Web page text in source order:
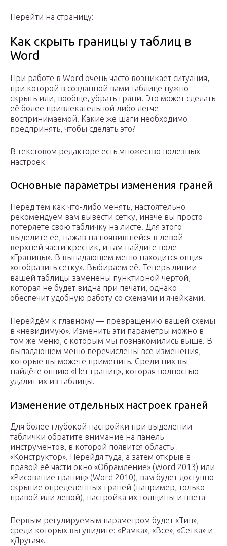
Перейти на страницу:
Как скрыть границы у таблиц в
Word
При работе в Word очень часто возникает ситуация,
при которой в созданной вами таблице нужно
скрыть или, вообще, убрать грани. Это может сделать
её более привлекательной либо легче
воспринимаемой. Какие же шаги необходимо
предпринять, чтобы сделать это?
В текстовом редакторе есть множество полезных
настроек
Основные параметры изменения граней
Перед тем как что-либо менять, настоятельно
рекомендуем вам вывести сетку, иначе вы просто
потеряете свою табличку на листе. Для этого
выделите её, нажав на появившейся в левой
верхней части крестик, и там найдите поле
«Границы». В выпадающем меню находится опция
«отобразить сетку». Выбираем её. Теперь линии
вашей таблицы заменены пунктирной чертой,
которая не будет видна при печати, однако
обеспечит удобную работу со схемами и ячейками.
Перейдём к главному — превращению вашей схемы
в «невидимую». Изменить эти параметры можно в
том же меню, с которым мы познакомились выше. В
выпадающем меню перечислены все изменения,
которые вы можете применить. Среди них вы
найдёте опцию «Нет границ», которая полностью
удалит их из таблицы.
Изменение отдельных настроек граней
Для более глубокой настройки при выделении
таблички обратите внимание на панель
инструментов, в которой появится область
«Конструктор». Перейдя туда, а затем открыв в
правой её части окно «Обрамление» (Word 2013) или
«Рисование границ» (Word 2010), вам будет доступно
скрытие определённых граней (например, только
правой или левой), настройка их толщины и цвета
Первым регулируемым параметром будет «Тип»,
среди которых вы увидите: «Рамка», «Все», «Сетка» и
«Другая».